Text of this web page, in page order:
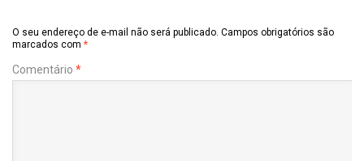
O seu endereço de e-mail não será publicado. Campos obrigatórios são
marcados com *
Comentário *